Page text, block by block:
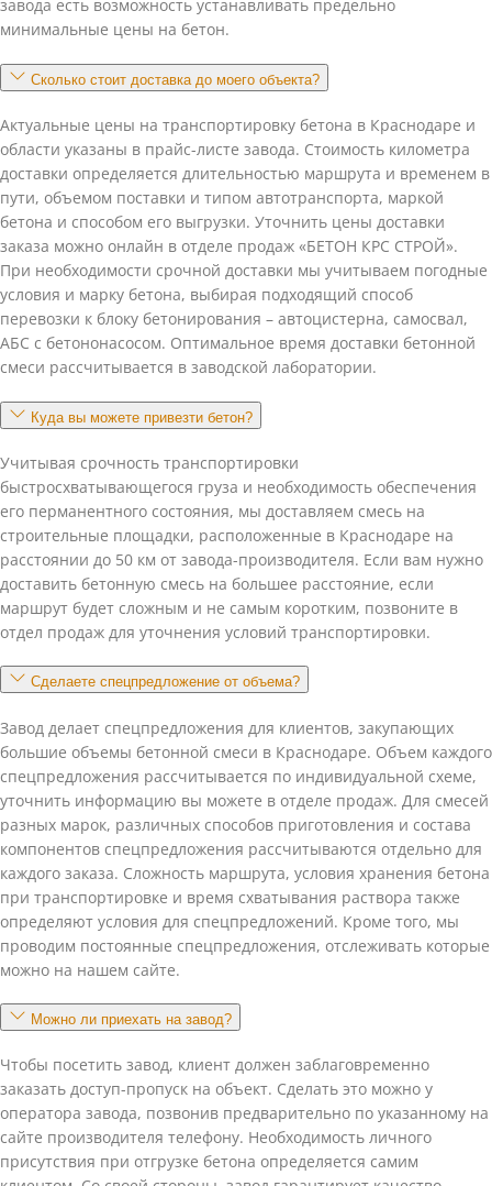
завода есть возможность устанавливать предельно
минимальные цены на бетон.
Сколько стоит доставка до моего объекта?
Актуальные цены на транспортировку бетона в Краснодаре и
области указаны в прайс-листе завода. Стоимость километра
доставки определяется длительностью маршрута и временем в
пути, объемом поставки и типом автотранспорта, маркой
бетона и способом его выгрузки. Уточнить цены доставки
заказа можно онлайн в отделе продаж «БЕТОН КРС СТРОЙ».
При необходимости срочной доставки мы учитываем погодные
условия и марку бетона, выбирая подходящий способ
перевозки к блоку бетонирования – автоцистерна, самосвал,
АБС с бетононасосом. Оптимальное время доставки бетонной
смеси рассчитывается в заводской лаборатории.
Куда вы можете привезти бетон?
Учитывая срочность транспортировки
быстросхватывающегося груза и необходимость обеспечения
его перманентного состояния, мы доставляем смесь на
строительные площадки, расположенные в Краснодаре на
расстоянии до 50 км от завода-производителя. Если вам нужно
доставить бетонную смесь на большее расстояние, если
маршрут будет сложным и не самым коротким, позвоните в
отдел продаж для уточнения условий транспортировки.
Сделаете спецпредложение от объема?
Завод делает спецпредложения для клиентов, закупающих
большие объемы бетонной смеси в Краснодаре. Объем каждого
спецпредложения рассчитывается по индивидуальной схеме,
уточнить информацию вы можете в отделе продаж. Для смесей
разных марок, различных способов приготовления и состава
компонентов спецпредложения рассчитываются отдельно для
каждого заказа. Сложность маршрута, условия хранения бетона
при транспортировке и время схватывания раствора также
определяют условия для спецпредложений. Кроме того, мы
проводим постоянные спецпредложения, отслеживать которые
можно на нашем сайте.
Можно ли приехать на завод?
Чтобы посетить завод, клиент должен заблаговременно
заказать доступ-пропуск на объект. Сделать это можно у
оператора завода, позвонив предварительно по указанному на
сайте производителя телефону. Необходимость личного
присутствия при отгрузке бетона определяется самим